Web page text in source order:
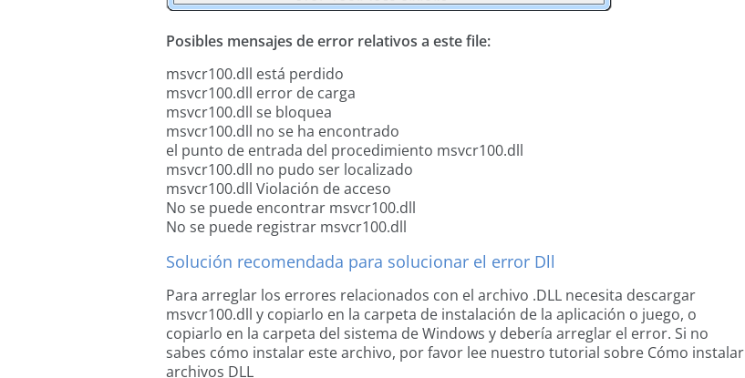
Posibles mensajes de error relativos a este file:
msvcr100.dll está perdido
msvcr100.dll error de carga
msvcr100.dll se bloquea
msvcr100.dll no se ha encontrado
el punto de entrada del procedimiento msvcr100.dll
msvcr100.dll no pudo ser localizado
msvcr100.dll Violación de acceso
No se puede encontrar msvcr100.dll
No se puede registrar msvcr100.dll
Solución recomendada para solucionar el error Dll
Para arreglar los errores relacionados con el archivo .DLL necesita descargar
msvcr100.dll y copiarlo en la carpeta de instalación de la aplicación o juego, o
copiarlo en la carpeta del sistema de Windows y debería arreglar el error. Si no
sabes cómo instalar este archivo, por favor lee nuestro tutorial sobre Cómo instalar
archivos DLL